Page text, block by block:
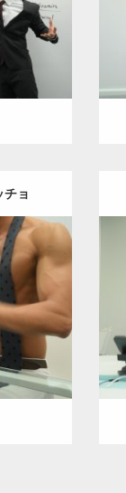
チョ
その他
筋